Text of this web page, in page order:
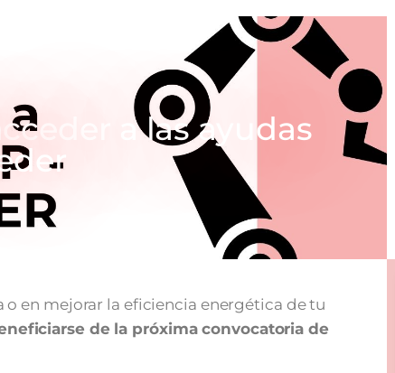
a las ayudas
en mejorar la eficiencia energética de tu
de la próxima convocatoria de